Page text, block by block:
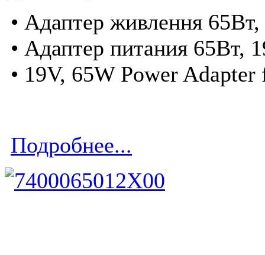
• Адаптер живлення
• Адаптер питания 65Вт,
• 19V, 65W Power
Подробнее...